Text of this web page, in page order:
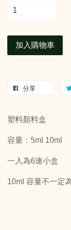
加入購物車
分享
塑料顏料盒
容量：5ml 10ml
一入為6連小盒
10ml 容量不一定